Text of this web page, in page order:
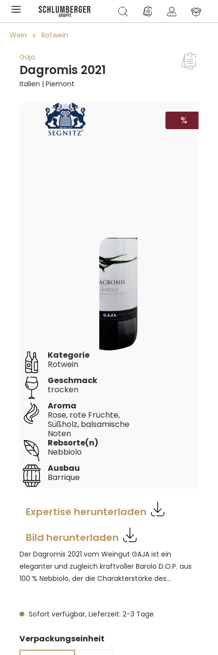
springen Du hast 0 Produkte
Wein Rotwein
Gaja
Dagromis 2021
Italien | Piemont
Bildergalerie überspringen
RABATT
%
Ausbau
Barrique
Geschmack
trocken
Aroma
Rose, rote Früchte,
Süßholz, balsamische
Noten
Kategorie
Rotwein
Rebsorte(n)
Nebbiolo
Expertise herunterladen
Bild herunterladen
Der Dagromis 2021 vom Weingut GAJA ist ein
eleganter und zugleich kraftvoller Barolo D.O.P. aus
100 % Nebbiolo, der die Charakterstärke des
Temperaturen, wodurch die Trauben langsam
Konzentration, intensiver Aromatik und dichter
Struktur entstanden. Nach einem regenreichen
Sofort verfügbar, Lieferzeit: 2-3 Tage
Verpackungseinheit